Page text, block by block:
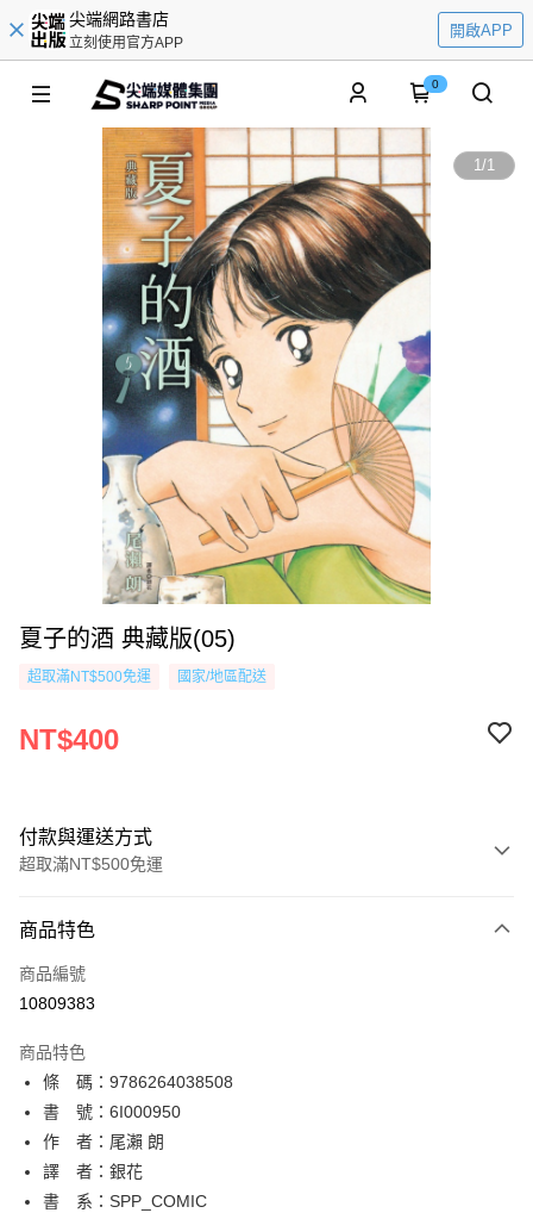
尖端網路書店
立刻使用官方APP
開啟APP
0
1/1
夏子的酒 典藏版(05)
超取滿NT$500免運 國家/地區配送
NT$400
付款與運送方式
超取滿NT$500免運
信用卡一次付款
超商取貨付款
相關說明
【關於「AFTEE先享後付」】
AFTEE先享後付是「在收到商品之後才付款」的支付方式。 讓您購物簡單
便利好安心！
１．簡單：不需註冊會員、不需綁卡、不需儲值。
２．便利：只要手機號碼，簡訊認證，即可結帳。
３．安心：先確認商品／服務後，再付款。
ATM付款
運送方式
全家取貨付款
商品特色
商品編號
10809383
商品特色
條 碼：9786264038508
書 號：6I000950
作 者：尾瀨 朗
譯 者：銀花
書 系：SPP_COMIC